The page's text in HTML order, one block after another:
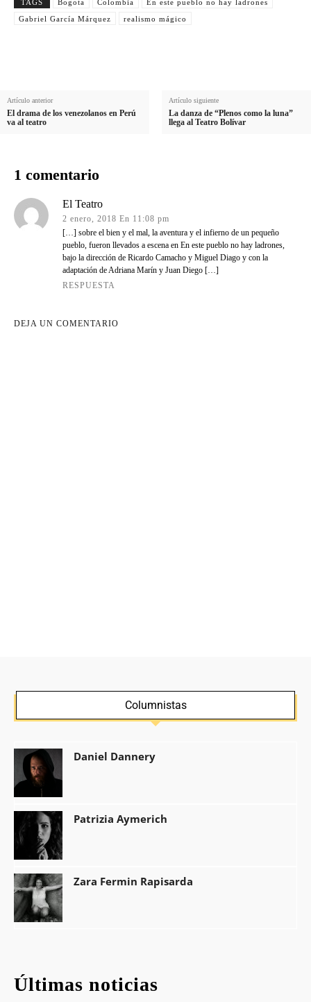
TAGS Bogota Colombia
En este pueblo no hay ladrones
Gabriel García Márquez
realismo mágico
Artículo anterior
El drama de los venezolanos en Perú
va al teatro
Artículo siguiente
La danza de “Plenos como la luna”
llega al Teatro Bolívar
1 comentario
El Teatro
2 enero, 2018 En 11:08 pm
[…] sobre el bien y el mal, la aventura y el infierno de un pequeño
pueblo, fueron llevados a escena en En este pueblo no hay ladrones,
bajo la dirección de Ricardo Camacho y Miguel Diago y con la
adaptación de Adriana Marín y Juan Diego […]
RESPUESTA
DEJA UN COMENTARIO
Columnistas
Daniel Dannery
Patrizia Aymerich
Zara Fermin Rapisarda
Últimas noticias